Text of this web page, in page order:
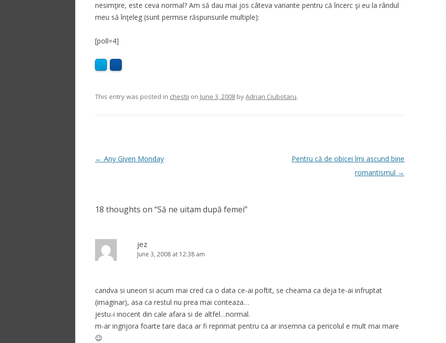
nesimţire, este ceva normal? Am să dau mai jos câteva variante pentru că încerc şi eu la rândul
meu să înţeleg (sunt permise răspunsurile multiple):
[poll=4]
This entry was posted in chestii on June 3, 2008 byAdrian Ciubotaru.
Post
← Any Given Monday
Pentru că de obicei îmi ascund bine
romantismul →
18 thoughts on “Să ne uitam după femei”
jez
June 3, 2008 at 12:38 am
candva si uneori si acum mai cred ca o data ce-ai poftit, se cheama ca deja te-ai infruptat
(imaginar), asa ca restul nu prea mai conteaza…
jestu-i inocent din cale afara si de altfel…normal.
m-ar ingrijora foarte tare daca ar fi reprimat pentru ca ar insemna ca pericolul e mult mai mare
😉